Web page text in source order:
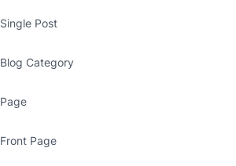
Single Post
Blog Category
Page
Front Page